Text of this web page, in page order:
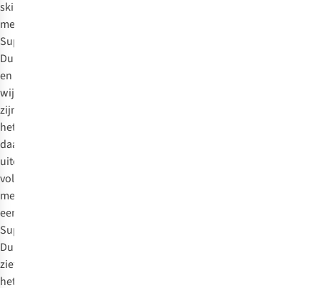
skincare
merk
Super
Duper
en
wij
zijn
het
daar
uiteraard
volmondig
mee
eens.
Super
Duper
ziet
het